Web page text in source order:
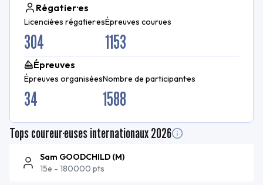
Régatier·es
Licencié·es régatier·es
304
Épreuves courues
1153
Épreuves
Épreuves organisées
34
Nombre de participant·es
1588
Tops coureur·euses internationaux2026
Sam GOODCHILD (M)
15e - 180000 pts